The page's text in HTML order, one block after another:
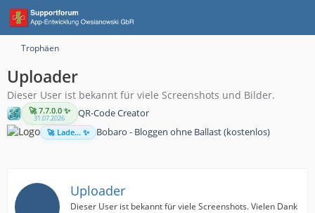
Trophäen
Uploader
Dieser User ist bekannt für viele Screenshots und Bilder.
🚀 7.7.0.0 ✨
31.07.2026 QR-Code Creator
🚀 Lade... ✨ Bobaro - Bloggen ohne Ballast (kostenlos)
Uploader
Dieser User ist bekannt für viele Screenshots. Vielen Dank